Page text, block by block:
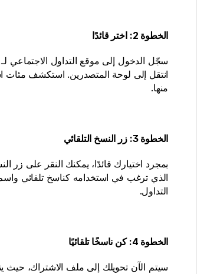
الخطوة 2: اختر قائدًا
سجّل الدخول إلى موقع التداول الاجتماعي لـ
منها.
الخطوة 3: زر النسخ التلقائي
التداول.
الخطوة 4: كن ناسخًا تلقائيًا